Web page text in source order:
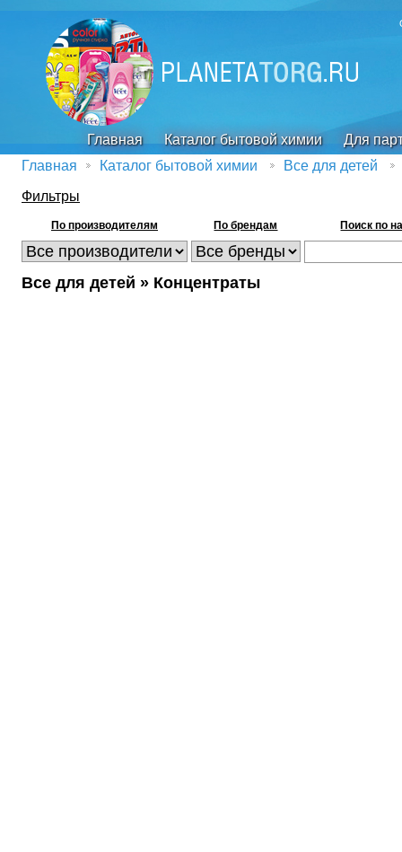
Главная Каталог бытовой химии
Для
Главная
Каталог бытовой химии
Все для детей
Фильтры
По производителям По брендам Поиск по
Все для детей » Концентраты